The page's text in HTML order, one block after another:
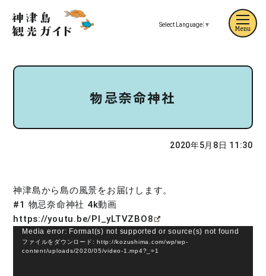
Select Language ▼
物忌奈命神社
2020年5月8日 11:30
神津島から島の風景をお届けします。
#1 物忌奈命神社 4k動画
https://youtu.be/Pl_yLTVZBO8
Media error: Format(s) not supported or source(s) not found
ファイルをダウンロード: http://kozushima.com/wp/wp-
content/uploads/2020/05/video-1.mp4?_=1
Menu